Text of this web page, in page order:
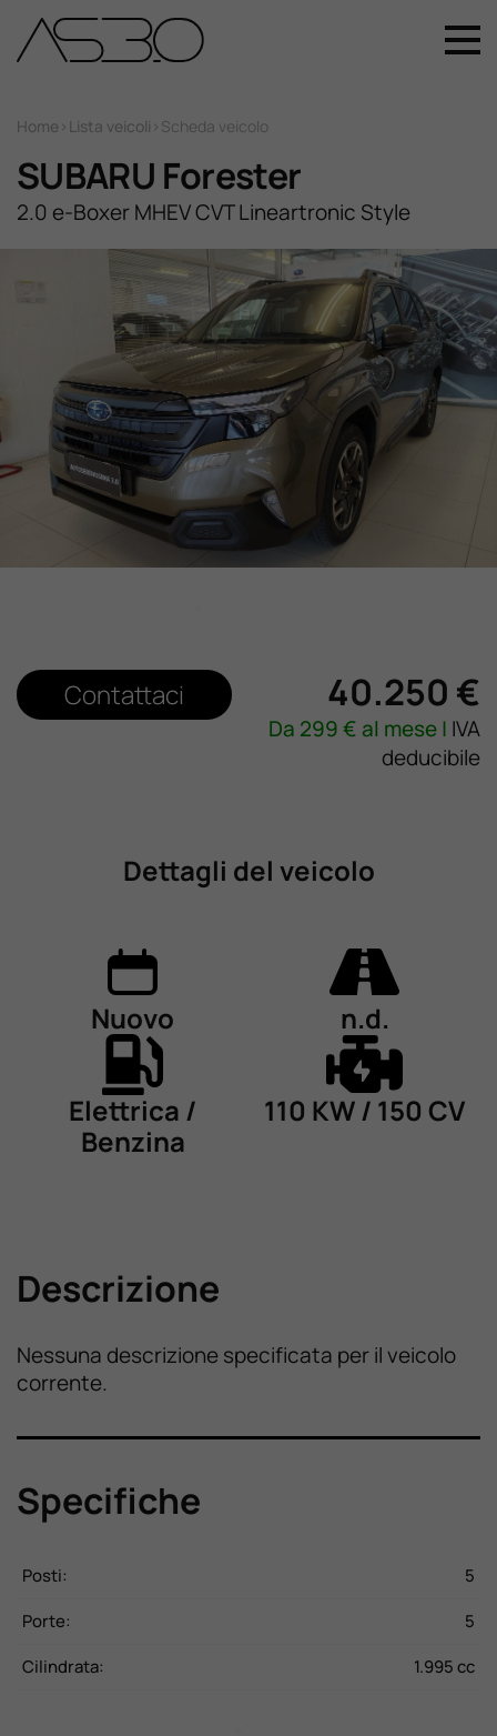
+39 049 899 4411
Auto Nuove
Auto Usate
Promozioni
Assistenza
Novità Sui Nostri Veicoli
Lavora Con Noi
Home > Lista veicoli > Scheda veicolo
SUBARU Forester
2.0 e-Boxer MHEV CVT Lineartronic Style
Contattaci 40.250 €
Da 299€ al mese | IVA
deducibile
Dettagli del veicolo
Nuovo n.d.
Elettrica /
Benzina
110 KW / 150 CV
Descrizione
Nessuna descrizione specificata per il veicolo
corrente.
Specifiche
Posti:
5
Porte:
5
Cilindrata:
1.995 cc